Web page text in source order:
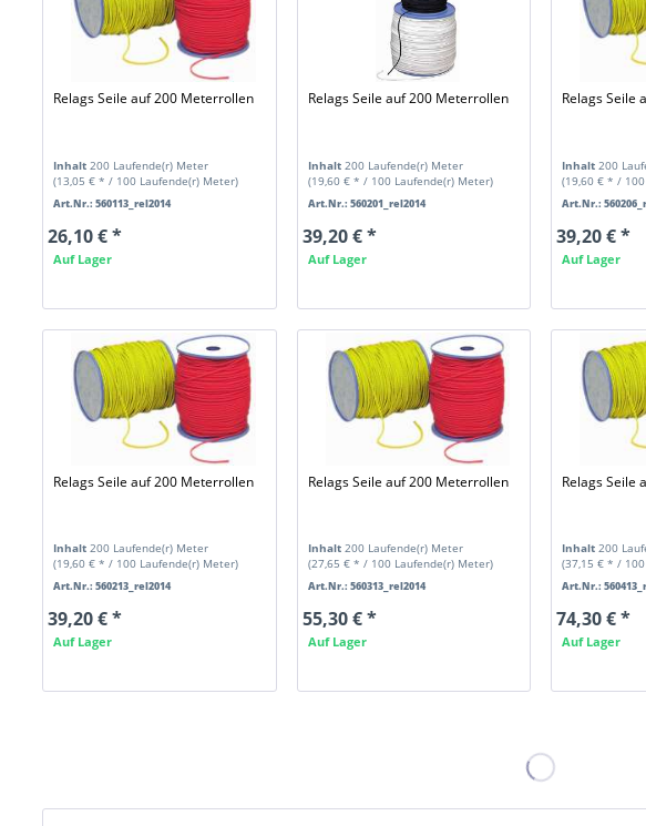
Relags Seile auf 200 Meterrollen
Inhalt 200 Laufende(r) Meter
(13,05 € * / 100 Laufende(r) Meter)
Art.Nr.: 560113_rel2014
26,10 € *
Auf Lager
Relags Seile auf 200 Meterrollen
Inhalt 200 Laufende(r) Meter
(19,60 € * / 100 Laufende(r) Meter)
Art.Nr.: 560201_rel2014
39,20 € *
Auf Lager
Relags Seile
Inhalt 200
(19,60 € * /
Art.Nr.:
39,20 € *
Auf Lager
Relags Seile auf 200 Meterrollen
Inhalt200 Laufende(r) Meter
(19,60 € * / 100 Laufende(r) Meter)
Art.Nr.: 560213_rel2014
39,20 € *
Auf Lager
Relags Seile auf 200 Meterrollen
Inhalt 200 Laufende(r) Meter
(27,65 € * / 100 Laufende(r) Meter)
Art.Nr.: 560313_rel2014
55,30 € *
Auf Lager
Relags Seile
Inhalt200
(37,15 € * /
Art.Nr.:
74,30 € *
Auf Lager